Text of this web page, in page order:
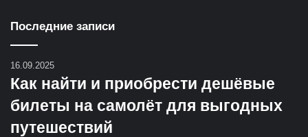
Последние записи
16.09.2025
Как найти и приобрести дешёвые
билеты на самолёт для выгодных
путешествий